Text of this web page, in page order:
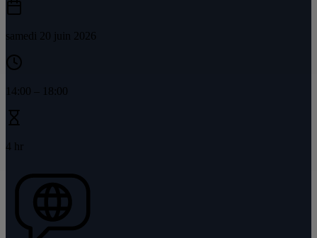
samedi 20 juin 2026
14:00 18:00
4 hr